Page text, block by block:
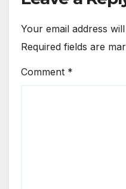
Your email address
Required fields are
Comment *